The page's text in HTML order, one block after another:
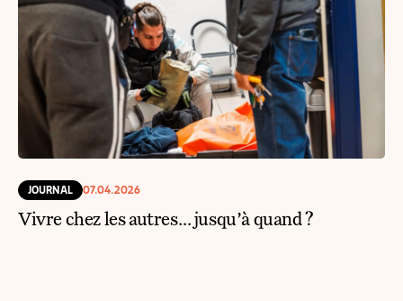
JOURNAL 07.04.2026
Vivre chez les autres… jusqu’à quand ?